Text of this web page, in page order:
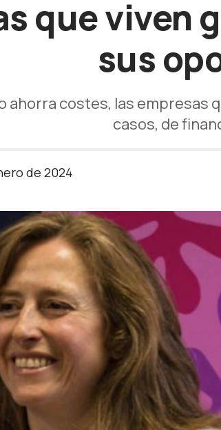
que viven
sus
ahorra costes, las
casos, de
de 2024